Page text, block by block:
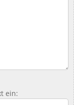
ein: